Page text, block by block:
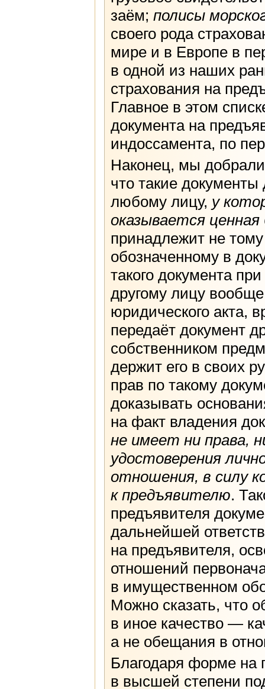
заём; полисы
своего рода
мире и в Европе в
в одной из наших
страхования на
Главное в этом
документа на
индоссамента, по
Наконец, мы
что такие
любому лицу, у
оказывается
принадлежит не
обозначенному в
такого документа
другому лицу
юридического акта,
передаёт документ
собственником
держит его в своих
прав по такому
доказывать
на факт владения
не имеет ни права,
удостоверения
отношения, в силу
к предъявителю.
предъявителя
дальнейшей
на предъявителя,
отношений
в имущественном
Можно сказать, что
в иное качество —
а не обещания в
Благодаря форме на
в высшей степени